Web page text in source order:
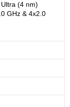
(4 nm)
GHz & 4x2.0